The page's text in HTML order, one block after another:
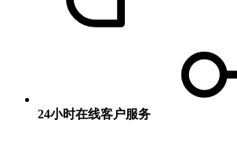
24小时在线客户服务